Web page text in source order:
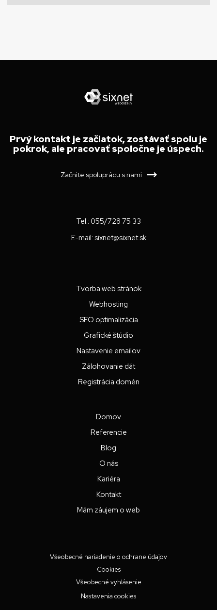
Prvý kontakt je začiatok, zostávať spolu je
pokrok, ale pracovať spoločne je úspech.
Začnite spoluprácu s nami
Tel.: 055/728 75 33
E-mail: sixnet@sixnet.sk
Tvorba web stránok
Webhosting
SEO optimalizácia
Grafické štúdio
Nastavenie emailov
Zálohovanie dát
Registrácia domén
Domov
Referencie
Blog
O nás
Kariéra
Kontakt
Mám záujem o web
Všeobecné nariadenie o ochrane údajov
Cookies
Všeobecné vyhlásenie
Nastavenia cookies